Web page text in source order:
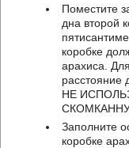
Поместите
дна второй
коробке
арахиса.
расстояние
НЕ
Заполните
коробке